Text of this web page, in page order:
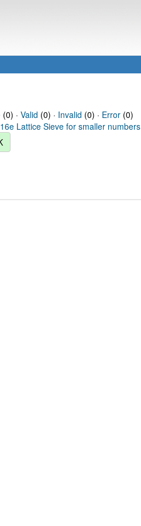
(0) · Valid (0) · Invalid (0) · Error(0)
16e Lattice Sieve for smaller numbers